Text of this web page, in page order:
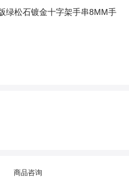
绿松石镀金十字架手串8MM手
商品咨询